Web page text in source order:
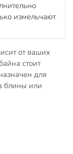
измельчают
от ваших
стоит
для
блины или